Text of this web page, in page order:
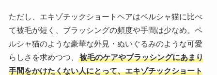
ただし、エキゾチックショートヘアはペルシャ猫に比べ
て被毛が短く、ブラッシングの頻度や手間は少なめ。ペ
ルシャ猫のような豪華な外見・ぬいぐるみのような可愛
らしさを求めつつ、
被毛のケアやブラッシングにあまり
手間をかけたくない人にとって、エキゾチックショート